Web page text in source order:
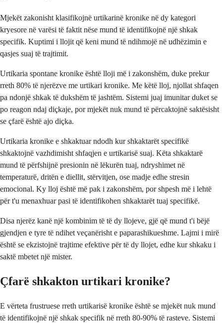
Mjekët zakonisht klasifikojnë urtikarinë kronike në dy kategori
kryesore në varësi të faktit nëse mund të identifikojnë një shkak
specifik. Kuptimi i llojit që keni mund të ndihmojë në udhëzimin e
qasjes suaj të trajtimit.
Urtikaria spontane kronike është lloji më i zakonshëm, duke prekur
rreth 80% të njerëzve me urtikari kronike. Me këtë lloj, njollat shfaqen
pa ndonjë shkak të dukshëm të jashtëm. Sistemi juaj imunitar duket se
po reagon ndaj diçkaje, por mjekët nuk mund të përcaktojnë saktësisht
se çfarë është ajo diçka.
Urtikaria kronike e shkaktuar ndodh kur shkaktarët specifikë
shkaktojnë vazhdimisht shfaqjen e urtikarisë suaj. Këta shkaktarë
mund të përfshijnë presionin në lëkurën tuaj, ndryshimet në
temperaturë, dritën e diellit, stërvitjen, ose madje edhe stresin
emocional. Ky lloj është më pak i zakonshëm, por shpesh më i lehtë
për t'u menaxhuar pasi të identifikohen shkaktarët tuaj specifikë.
Disa njerëz kanë një kombinim të të dy llojeve, gjë që mund t'i bëjë
gjendjen e tyre të ndihet veçanërisht e paparashikueshme. Lajmi i mirë
është se ekzistojnë trajtime efektive për të dy llojet, edhe kur shkaku i
saktë mbetet një mister.
Çfarë shkakton urtikari kronike?
E vërteta frustruese rreth urtikarisë kronike është se mjekët nuk mund
të identifikojnë një shkak specifik në rreth 80-90% të rasteve. Sistemi